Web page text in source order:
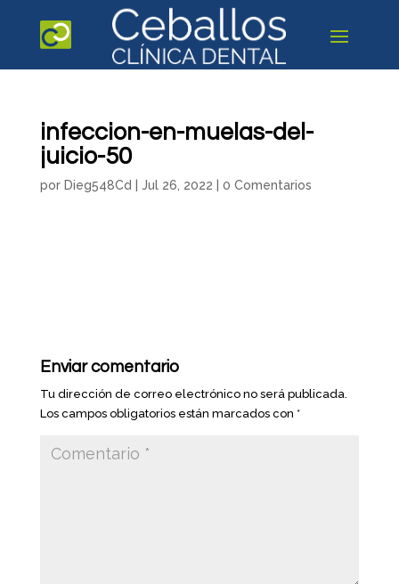
infeccion-en-muelas-del-
juicio-50
por Dieg548Cd Jul 26, 2022 0 Comentarios
Enviar comentario
Tu dirección de correo electrónico no será publicada.
Los campos obligatorios están marcados con *